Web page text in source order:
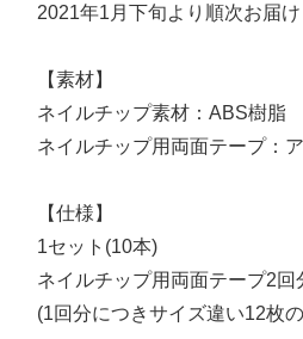
2021年1月下旬より順次お届け
【素材】
ネイルチップ素材：ABS樹脂
ネイルチップ用両面テープ：
【仕様】
1セット(10本)
ネイルチップ用両面テープ2回
(1回分につきサイズ違い12枚